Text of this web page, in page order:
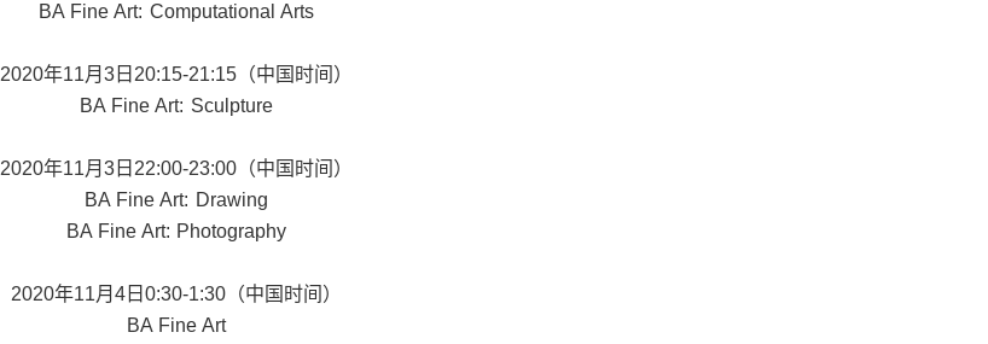
BA Fine Art: Computational Arts
2020年11月3日20:15-21:15（中国时间）
BA Fine Art: Sculpture
2020年11月3日22:00-23:00（中国时间）
BA Fine Art: Drawing
BA Fine Art: Photography
2020年11月4日0:30-1:30（中国时间）
BA Fine Art